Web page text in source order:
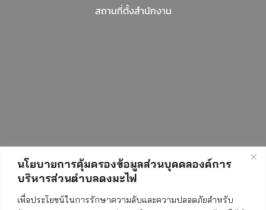
นโยบายการคุ้มครองข้อมูลส่วนบุคคลองค์การ
บริหารส่วนตำบลดงมะไฟ
เพื่อประโยชน์ในการรักษาความลับและความปลอดภัยสำหรับ
สถานที่ตั้งสำนักงาน